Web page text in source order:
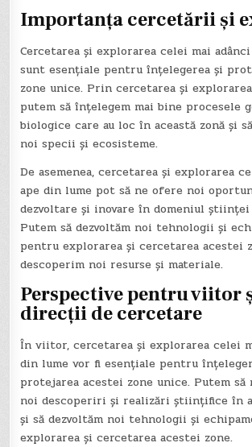
Importanța cercetării și
Cercetarea și explorarea celei mai
sunt esențiale pentru înțelegerea și
zone unice. Prin cercetarea și
putem să înțelegem mai bine procesele
biologice care au loc în această zonă și
noi specii și ecosisteme.
De asemenea, cercetarea și explorarea
ape din lume pot să ne ofere noi
dezvoltare și inovare în domeniul
Putem să dezvoltăm noi tehnologii și
pentru explorarea și cercetarea acestei
descoperim noi resurse și materiale.
Perspective pentru viitor
direcții de cercetare
În viitor, cercetarea și explorarea celei
din lume vor fi esențiale pentru
protejarea acestei zone unice. Putem să
noi descoperiri și realizări științifice în
și să dezvoltăm noi tehnologii și
explorarea și cercetarea acestei zone.